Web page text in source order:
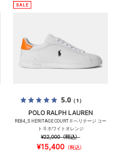
5.0（1）
POLO RALPH LAUREN
RE84_S HERITAGE COURT II ヘリテージ コー
ト II ホワイトオレンジ
¥22,000（税込）
¥15,400（税込）